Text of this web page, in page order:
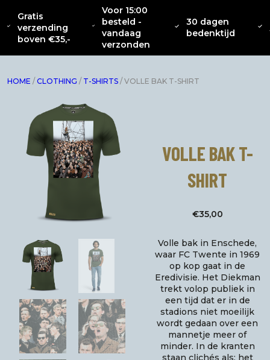
Gratis
verzending
boven €35,-
Voor 15:00
besteld -
vandaag
verzonden
30 dagen
bedenktijd
OVER
ONS
NIEUW
CATENACCIO
COLLECTIE
KLEDING INTERIEUR
HOME / CLOTHING / T-SHIRTS / VOLLE BAK T-SHIRT
VOLLE BAK T-
SHIRT
€35,00
Volle bak in Enschede,
waar FC Twente in 1969
op kop gaat in de
Eredivisie. Het Diekman
trekt volop publiek in
een tijd dat er in de
stadions niet moeilijk
wordt gedaan over een
mannetje meer of
minder. In de kranten
staan clichés als; het